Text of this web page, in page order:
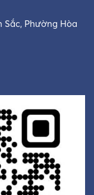
Sắc, Phường Hòa